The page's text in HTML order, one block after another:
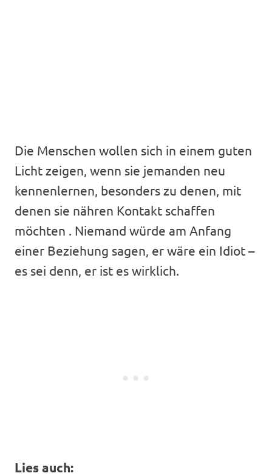
Die Menschen wollen sich in einem guten
Licht zeigen, wenn sie jemanden neu
kennenlernen, besonders zu denen, mit
denen sie nähren Kontakt schaffen
möchten . Niemand würde am Anfang
einer Beziehung sagen, er wäre ein Idiot –
es sei denn, er ist es wirklich.
Lies auch: